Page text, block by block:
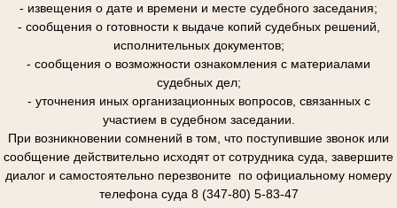
- извещения о дате и времени и месте судебного заседания;
- сообщения о готовности к выдаче копий судебных решений,
исполнительных документов;
- сообщения о возможности ознакомления с материалами
судебных дел;
- уточнения иных организационных вопросов, связанных с
участием в судебном заседании.
При возникновении сомнений в том, что поступившие звонок или
сообщение действительно исходят от сотрудника суда, завершите
диалог и самостоятельно перезвоните по официальному номеру
телефона суда 8 (347-80) 5-83-47